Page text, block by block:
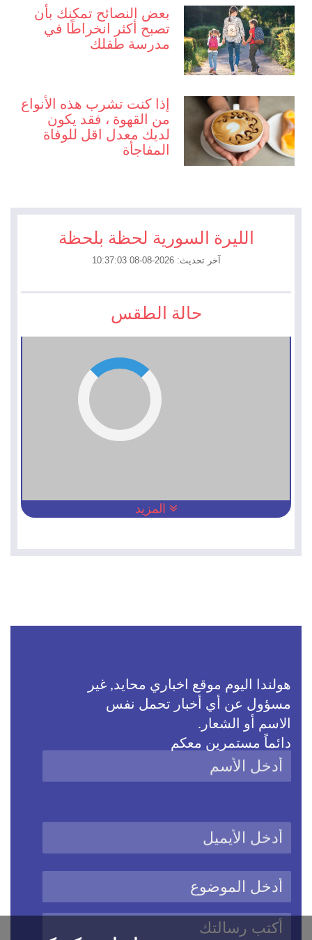
بعض النصائح تمكنك بأن
تصبح أكثر انخراطًا في
مدرسة طفلك
إذا كنت تشرب هذه الأنواع
من القهوة ، فقد يكون
لديك معدل اقل للوفاة
المفاجأة
الليرة السورية لحظة بلحظة
آخر تحديث: 2026-08-08 10:37:03
حالة الطقس
المزيد
هولندا اليوم موقع اخباري محايد, غير
مسؤول عن أي أخبار تحمل نفس
الاسم أو الشعار.
دائماً مستمرين معكم